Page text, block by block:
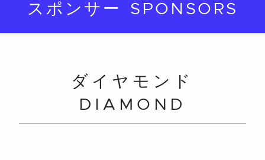
スポンサー SPONSORS
ダイヤモンド
DIAMOND